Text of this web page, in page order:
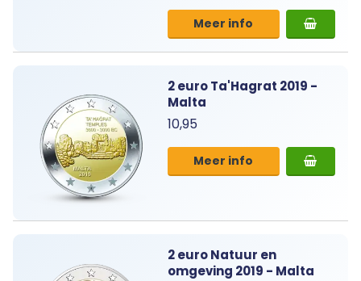
Meer info
2 euro Ta'Hagrat 2019 -
Malta
10,95
Meer info
2 euro Natuur en
omgeving 2019 - Malta